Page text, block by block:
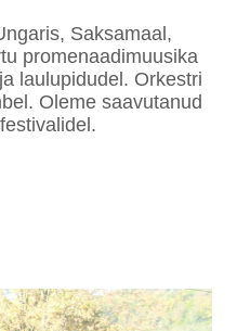
Saksamaal,
promenaadimuusika
laulupidudel. Orkestri
Oleme saavutanud